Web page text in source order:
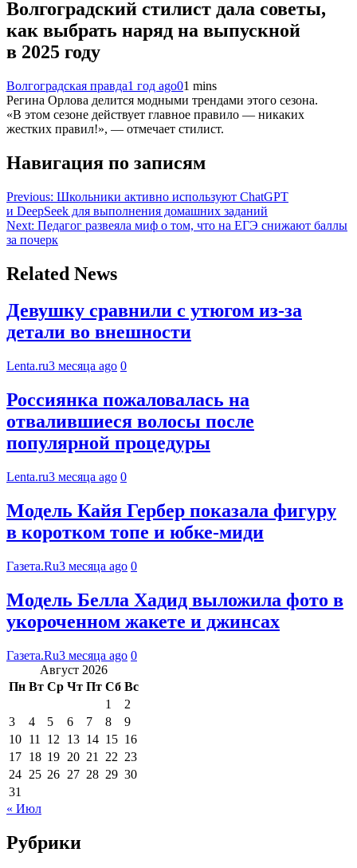
Волгоградский стилист дала советы,
как выбрать наряд на выпускной
в 2025 году
Волгоградская правда1 год ago01 mins
Регина Орлова делится модными трендами этого сезона.
«В этом сезоне действует главное правило — никаких
жестких правил!», — отмечает стилист.
Навигация по записям
Previous: Школьники активно используют ChatGPT
и DeepSeek для выполнения домашних заданий
Next: Педагог развеяла миф о том, что на ЕГЭ снижают баллы
за почерк
Related News
Девушку сравнили с утюгом из-за
детали во внешности
Lenta.ru3 месяца ago 0
Россиянка пожаловалась на
отвалившиеся волосы после
популярной процедуры
Lenta.ru3 месяца ago 0
Модель Кайя Гербер показала фигуру
в коротком топе и юбке-миди
Газета.Ru3 месяца ago 0
Модель Белла Хадид выложила фото в
укороченном жакете и джинсах
Газета.Ru3 месяца ago 0
Август 2026
Пн Вт Ср Чт Пт Сб Вс
1
2
3
4 5 6 7 8
9
10 11 12 13 14 15 16
17 18 19 20 21 22 23
24 25 26 27 28 29 30
31
« Июл
Рубрики